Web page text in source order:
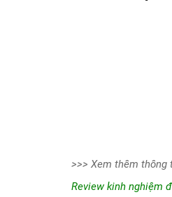
>>> Xem thêm
Review kinh nghiệm